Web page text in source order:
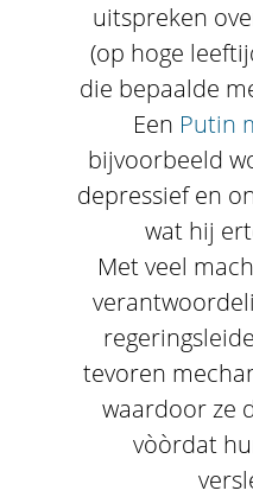
uitspreken
(op hoge
die bepaalde
Een Putin
bijvoorbeeld
depressief en
wat hij
Met veel
tevoren
waardoor ze
vòòrdat